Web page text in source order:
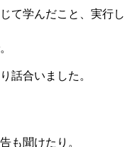
て学んだこと、実行し
話合いました。
も聞けたり。